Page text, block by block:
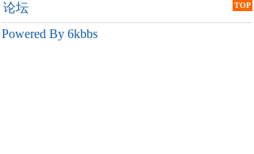
TOP
论坛
Powered By 6kbbs